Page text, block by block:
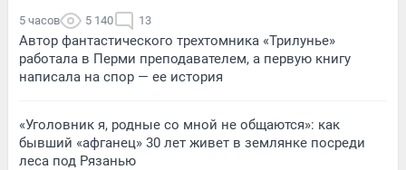
5 часов 5 140 13
Автор фантастического трехтомника «Трилунье»
работала в Перми преподавателем, а первую книгу
написала на спор — ее история
«Уголовник я, родные со мной не общаются»: как
бывший «афганец» 30 лет живет в землянке посреди
леса под Рязанью